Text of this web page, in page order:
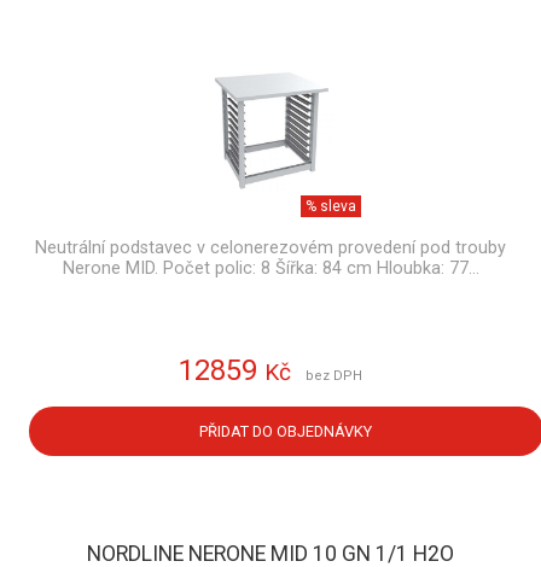
% sleva
Neutrální podstavec v celonerezovém provedení pod trouby
Nerone MID. Počet polic: 8 Šířka: 84 cm Hloubka: 77…
12859 Kč bez DPH
PŘIDAT DO OBJEDNÁVKY
NORDLINE NERONE MID 10 GN 1/1 H2O